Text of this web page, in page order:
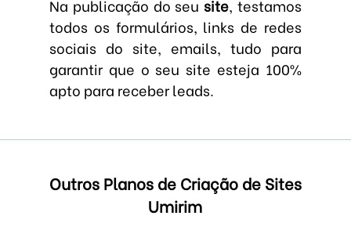
Na publicação do seusite, testamos
todos os formulários, links de redes
sociais do site, emails, tudo para
garantir que o seu site esteja 100%
apto para receber leads.
Outros Planos de Criação de Sites
Umirim